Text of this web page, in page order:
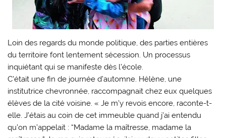
Loin des regards du monde politique, des parties entières
du territoire font lentement sécession. Un processus
inquiétant qui se manifeste dès l’école.
C’était une fin de journée d’automne. Hélène, une
institutrice chevronnée, raccompagnait chez eux quelques
élèves de la cité voisine. « Je m’y revois encore, raconte-t-
elle. J’étais au coin de cet immeuble quand j’ai entendu
qu’on m’appelait : “Madame la maîtresse, madame la